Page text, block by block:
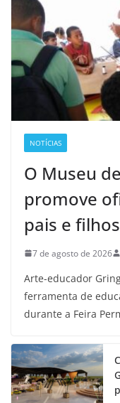
NOTÍCIAS
O Museu
promove
pais e
7 de agosto de 2026
Arte-educador
ferramenta de
durante a Feira